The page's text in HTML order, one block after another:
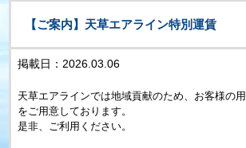
【ご案内】天草エアライン特別運賃
掲載日：2026.03.06
天草エアラインでは地域貢献のため、お客様の
をご用意しております。
是非、ご利用ください。